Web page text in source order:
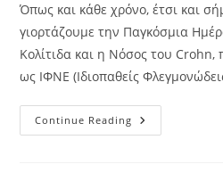
Όπως και κάθε χρόνο, έτσι και
γιορτάζουμε την Παγκόσμια
Κολίτιδα και η Νόσος του
ως ΙΦΝΕ (Ιδιοπαθείς
Continue Reading